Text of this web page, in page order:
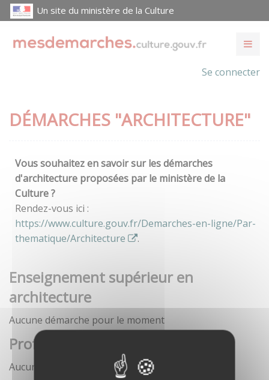
Un site du ministère de la Culture
Se connecter
DÉMARCHES "ARCHITECTURE"
Vous souhaitez en savoir sur les démarches
d'architecture proposées par le ministère de la
Culture ?
Rendez-vous ici :
https://www.culture.gouv.fr/Demarches-en-ligne/Par-
thematique/Architecture
.
Enseignement supérieur en
architecture
Aucune démarche pour le moment
Profession architecte
Aucune démarche pour le moment